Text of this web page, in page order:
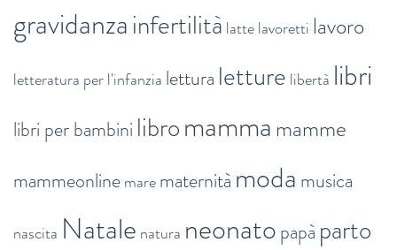
gravidanzainfertilità lattelavoretti lavoro
letteratura per l'infanzia lettura letture libertà libri
libri per bambini libromamma mamme
mammeonlinemarematernità moda musica
nascita Natale natura neonatopapà parto